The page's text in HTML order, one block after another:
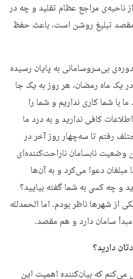
ناحیه‌ی مراجع عظام تقلید و چه در
تبلیغ روشن است، باعث حفظ
بی‌سروسامانی به پایان رسیده
یک ماه رمضان، هر روز به یک جا
با شما کاری نداریم و شما را
کافی ندارید و به درد ما
رفتم تا سه‌چهار روز آخر در
وضعیت نابسامان ناراحت‌کننده‌ای
دعوا می‌کرد و به آن‌ها
و چه کسی به شما گفته بیایید؟
شهرها ناظر بودم. اما الحمدلله
سامان دارد و هم مقصد.
دارید؟
که بیان‌کننده اهمیت این